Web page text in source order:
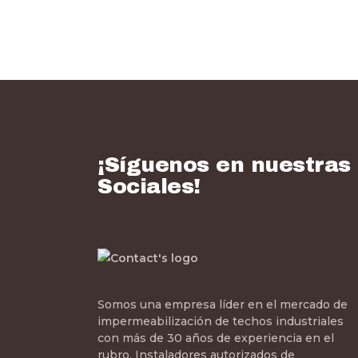
¡Síguenos en nuestras
Sociales!
Somos una empresa líder en el mercado de
impermeabilización de techos industriales
con más de 30 años de experiencia en el
rubro. Instaladores autorizados de